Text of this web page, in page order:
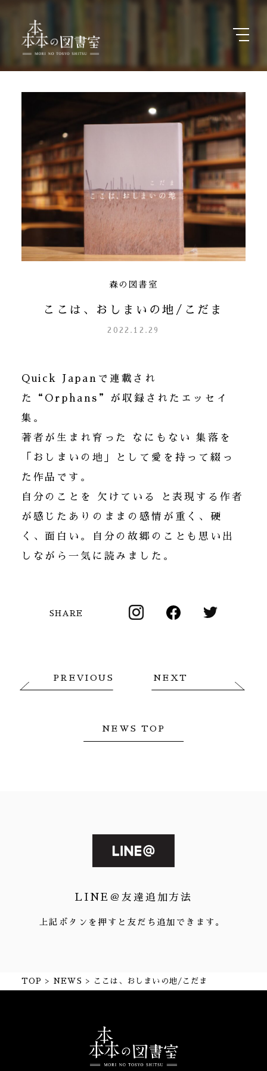
森の図書室
ここは、おしまいの地/こだま
2022.12.29
Quick Japanで連載され
た“Orphans”が収録されたエッセイ
集。
著者が生まれ育った なにもない 集落を
「おしまいの地」として愛を持って綴っ
た作品です。
自分のことを 欠けている と表現する作者
が感じたありのままの感情が重く、硬
く、面白い。自分の故郷のことも思い出
しながら一気に読みました。
SHARE
PREVIOUS
NEWS TOP
NEXT
LINE＠友達追加方法
上記ボタンを押すと友だち追加できます。
TOP NEWS ここは、おしまいの地/こだま